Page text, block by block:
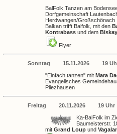
BalFolk Tanzen am
Dorfgemeinschaft
Herdwangen/Großschönach
Balkan trifft Balfolk, mit den
Kontrabassund dem
Flyer
Sonntag 15.11.2026 19
"Einfach tanzen" mit Mara
Evangelisches
Pliezhausen
Freitag 20.11.2026 19 Uhr
Ka-BalFolk im
Baumeisterstr.
mit Grand Loupund